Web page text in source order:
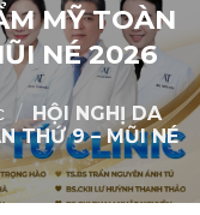
MỸ TOÀN
NÉ 2026
/ HỘI NGHỊ DA
THỨ 9 – MŨI NÉ